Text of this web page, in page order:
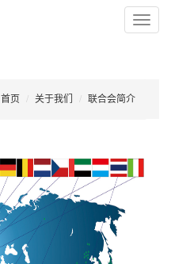
菜
单
首页 关于我们 联合会简介